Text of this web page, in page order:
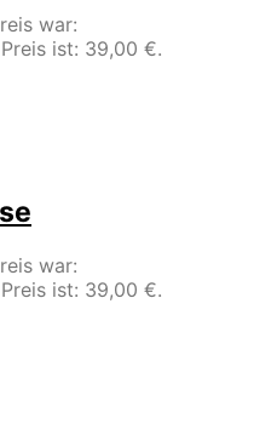
war:
ist: 39,00 €.
war:
ist: 39,00 €.